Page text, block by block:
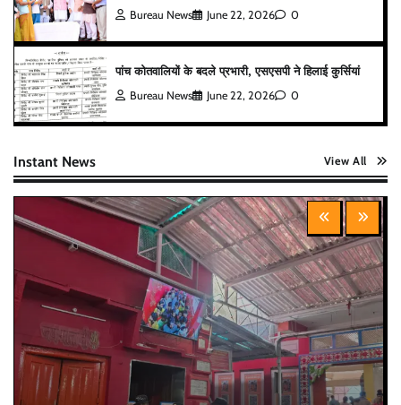
Bureau News June 22, 2026 0
पांच कोतवालियों के बदले प्रभारी, एसएसपी ने हिलाई कुर्सियां
Bureau News June 22, 2026 0
Instant News View All